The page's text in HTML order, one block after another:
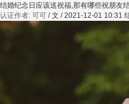
结婚纪念日应该送祝福,那有哪些祝朋友
认证作者: 可可 / 文 / 2021-12-01 10:31